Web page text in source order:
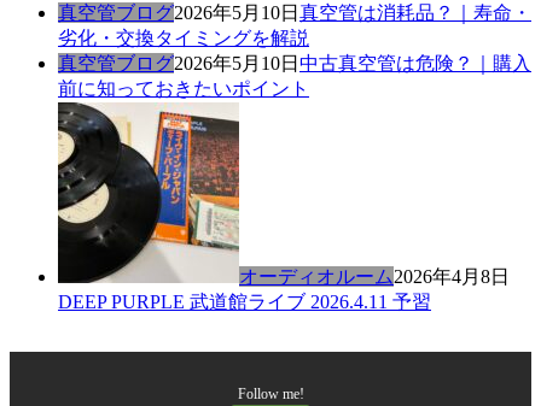
真空管ブログ2026年5月10日 真空管は消耗品？｜寿命・
劣化・交換タイミングを解説
真空管ブログ2026年5月10日 中古真空管は危険？｜購入
前に知っておきたいポイント
オーディオルーム2026年4月8日
DEEP PURPLE 武道館ライブ 2026.4.11 予習
Follow me!